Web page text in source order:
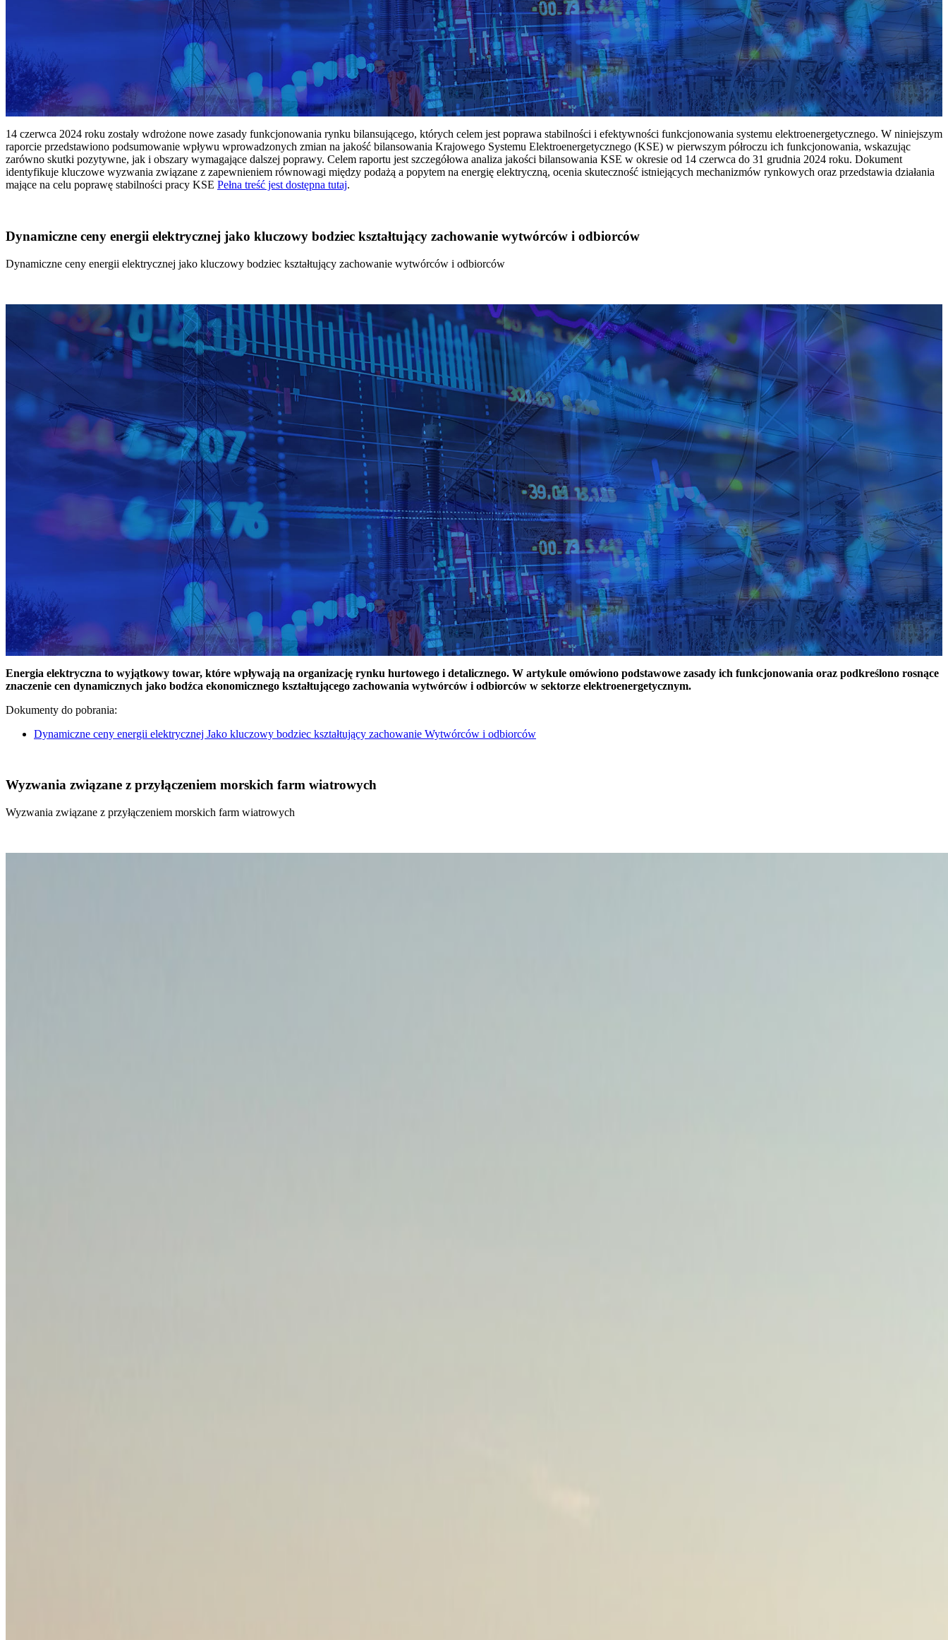
14 czerwca 2024 roku zostały wdrożone nowe zasady funkcjonowania rynku bilansującego, których celem jest poprawa stabilności i efektywności funkcjonowania systemu elektroenergetycznego. W niniejszym
raporcie przedstawiono podsumowanie wpływu wprowadzonych zmian na jakość bilansowania Krajowego Systemu Elektroenergetycznego (KSE) w pierwszym półroczu ich funkcjonowania, wskazując
zarówno skutki pozytywne, jak i obszary wymagające dalszej poprawy. Celem raportu jest szczegółowa analiza jakości bilansowania KSE w okresie od 14 czerwca do 31 grudnia 2024 roku. Dokument
identyfikuje kluczowe wyzwania związane z zapewnieniem równowagi między podażą a popytem na energię elektryczną, ocenia skuteczność istniejących mechanizmów rynkowych oraz przedstawia działania
mające na celu poprawę stabilności pracy KSE Pełna treść jest dostępna tutaj.
Dynamiczne ceny energii elektrycznej jako kluczowy bodziec kształtujący zachowanie wytwórców i odbiorców
Dynamiczne ceny energii elektrycznej jako kluczowy bodziec kształtujący zachowanie wytwórców i odbiorców
Energia elektryczna to wyjątkowy towar, które wpływają na organizację rynku hurtowego i detalicznego. W artykule omówiono podstawowe zasady ich funkcjonowania oraz podkreślono rosnące
znaczenie cen dynamicznych jako bodźca ekonomicznego kształtującego zachowania wytwórców i odbiorców w sektorze elektroenergetycznym.
Dokumenty do pobrania:
Dynamiczne ceny energii elektrycznej Jako kluczowy bodziec kształtujący zachowanie Wytwórców i odbiorców
Wyzwania związane z przyłączeniem morskich farm wiatrowych
Wyzwania związane z przyłączeniem morskich farm wiatrowych